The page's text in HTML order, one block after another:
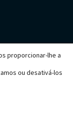
proporcionar-lhe a
ou desativá-los
Tunicados
Peixes
Répteis